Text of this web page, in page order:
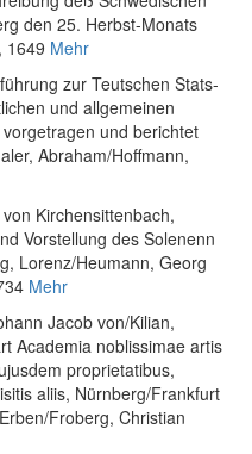
den 25. Herbst-Monats
1649 Mehr
zur Teutschen Stats-
und allgemeinen
und berichtet
Abraham/Hoffmann,
Kirchensittenbach,
Vorstellung des Solenenn
Lorenz/Heumann, Georg
Mehr
Jacob von/Kilian,
Academia noblissimae artis
proprietatibus,
aliis, Nürnberg/Frankfurt
Froberg, Christian